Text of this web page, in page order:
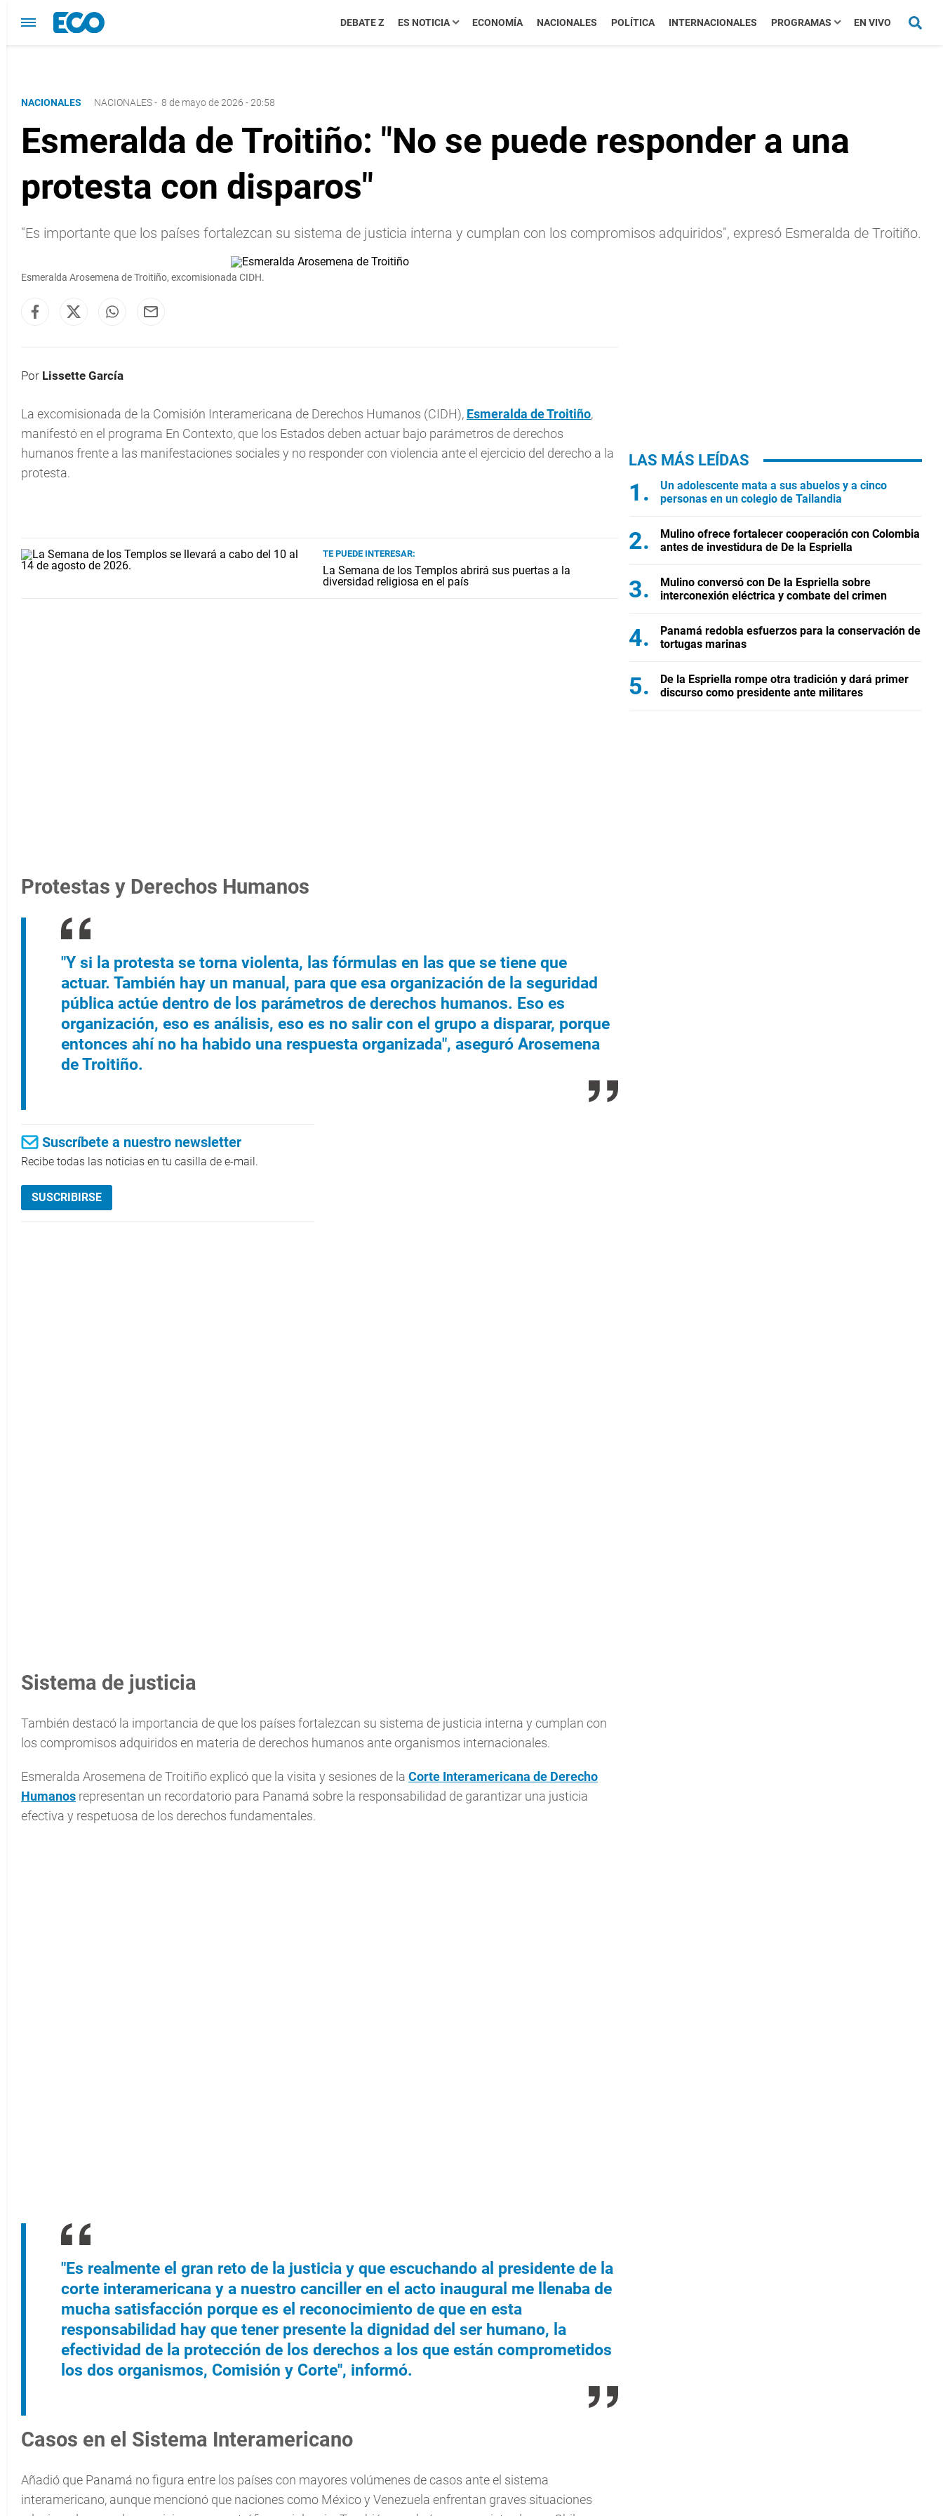
DEBATE Z ES NOTICIA ECONOMÍA NACIONALES POLÍTICA INTERNACIONALES PROGRAMAS EN VIVO
NACIONALES NACIONALES- 8 de mayo de 2026 - 20:58
Esmeralda de Troitiño: "No se puede responder a una
protesta con disparos"
"Es importante que los países fortalezcan su sistema de justicia interna y cumplan con los compromisos adquiridos", expresó Esmeralda de Troitiño.
Esmeralda Arosemena de Troitiño, excomisionada CIDH.
Por Lissette García
La excomisionada de la Comisión Interamericana de Derechos Humanos (CIDH), Esmeralda de Troitiño,
manifestó en el programa En Contexto, que los Estados deben actuar bajo parámetros de derechos
humanos frente a las manifestaciones sociales y no responder con violencia ante el ejercicio del derecho a la
protesta.
TE PUEDE INTERESAR:
La Semana de los Templos abrirá sus puertas a la
diversidad religiosa en el país
Protestas y Derechos Humanos
"Y si la protesta se torna violenta, las fórmulas en las que se tiene que
actuar. También hay un manual, para que esa organización de la seguridad
pública actúe dentro de los parámetros de derechos humanos. Eso es
organización, eso es análisis, eso es no salir con el grupo a disparar, porque
entonces ahí no ha habido una respuesta organizada", aseguró Arosemena
de Troitiño.
Suscríbete a nuestro newsletter
Recibe todas las noticias en tu casilla de e-mail.
SUSCRIBIRSE
Sistema de justicia
También destacó la importancia de que los países fortalezcan su sistema de justicia interna y cumplan con
los compromisos adquiridos en materia de derechos humanos ante organismos internacionales.
Esmeralda Arosemena de Troitiño explicó que la visita y sesiones de la Corte Interamericana de Derecho
Humanos representan un recordatorio para Panamá sobre la responsabilidad de garantizar una justicia
efectiva y respetuosa de los derechos fundamentales.
"Es realmente el gran reto de la justicia y que escuchando al presidente de la
corte interamericana y a nuestro canciller en el acto inaugural me llenaba de
mucha satisfacción porque es el reconocimiento de que en esta
responsabilidad hay que tener presente la dignidad del ser humano, la
efectividad de la protección de los derechos a los que están comprometidos
los dos organismos, Comisión y Corte", informó.
Casos en el Sistema Interamericano
Añadió que Panamá no figura entre los países con mayores volúmenes de casos ante el sistema
interamericano, aunque mencionó que naciones como México y Venezuela enfrentan graves situaciones
LAS MÁS LEÍDAS
Un adolescente mata a sus abuelos y a cinco
personas en un colegio de Tailandia
Mulino ofrece fortalecer cooperación con Colombia
antes de investidura de De la Espriella
Mulino conversó con De la Espriella sobre
interconexión eléctrica y combate del crimen
Panamá redobla esfuerzos para la conservación de
tortugas marinas
De la Espriella rompe otra tradición y dará primer
discurso como presidente ante militares